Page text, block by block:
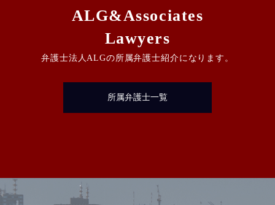
ALG&Associates
Lawyers
弁護士法人ALGの所属弁護士紹介になります。
所属弁護士一覧